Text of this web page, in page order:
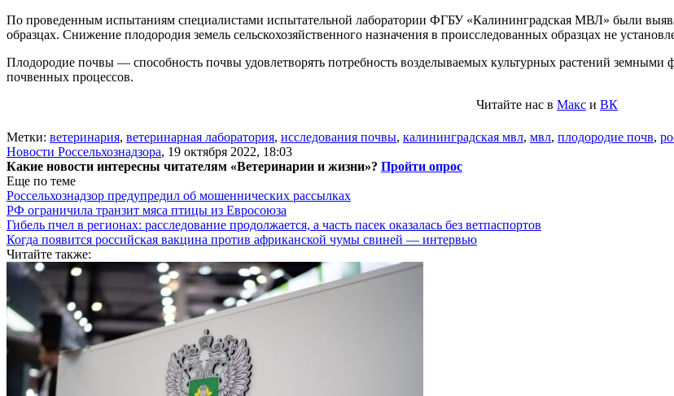
По проведенным испытаниям специалистами испытательной лаборатории ФГБУ «Калининградская МВЛ» были
образцах. Снижение плодородия земель сельскохозяйственного назначения в происследованных образцах не
Плодородие почвы — способность почвы удовлетворять потребность возделываемых культурных растений земными
почвенных процессов.
Читайте нас в Макс и ВК
Метки: ветеринария, ветеринарная лаборатория, исследования почвы, калининградская мвл, мвл, плодородие почв,
Новости Россельхознадзора, 19 октября 2022, 18:03
Какие новости интересны читателям «Ветеринарии и жизни»? Пройти опрос
Еще по теме
Россельхознадзор предупредил об мошеннических рассылках
РФ ограничила транзит мяса птицы из Евросоюза
Гибель пчел в регионах: расследование продолжается, а часть пасек оказалась без ветпаспортов
Когда появится российская вакцина против африканской чумы свиней — интервью
Читайте также: